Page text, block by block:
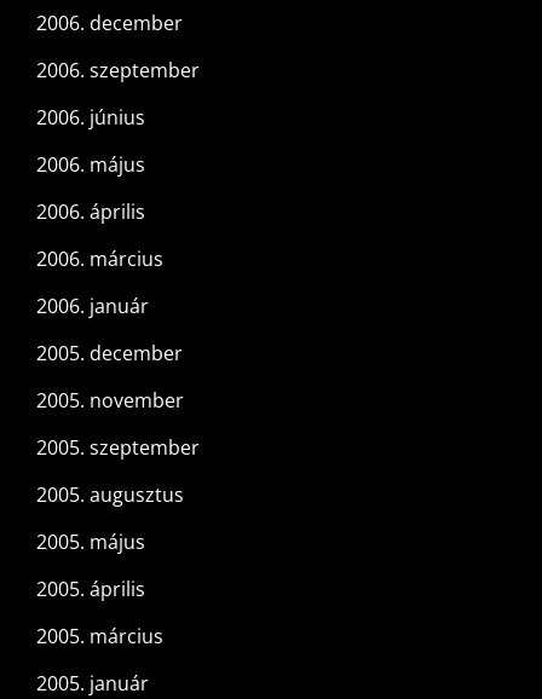
2006. december
2006. szeptember
2006. június
2006. május
2006. április
2006. március
2006. január
2005. december
2005. november
2005. szeptember
2005. augusztus
2005. május
2005. április
2005. március
2005. január